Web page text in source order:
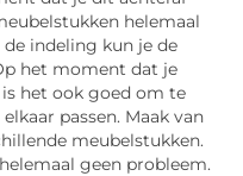
helemaal
de indeling kun je de
het moment dat je
het ook goed om te
passen. Maak van
meubelstukken.
geen probleem.